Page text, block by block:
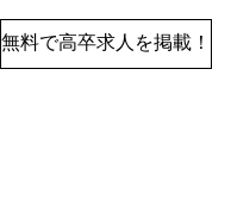
無料で高卒求人を掲載！